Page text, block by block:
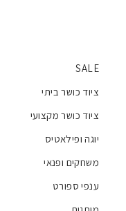
SALE
ציוד כושר ביתי
ציוד כושר מקצועי
יוגה ופילאטיס
משחקים ופנאי
ענפי ספורט